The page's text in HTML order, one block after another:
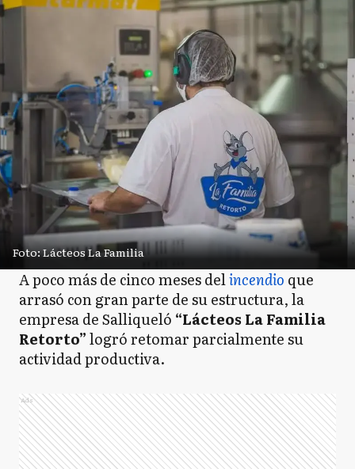
Foto: Lácteos La Familia
A poco más de cinco meses delincendio que
arrasó con gran parte de su estructura, la
empresa de Salliqueló “Lácteos La Familia
Retorto”logró retomar parcialmente su
actividad productiva.
Ads